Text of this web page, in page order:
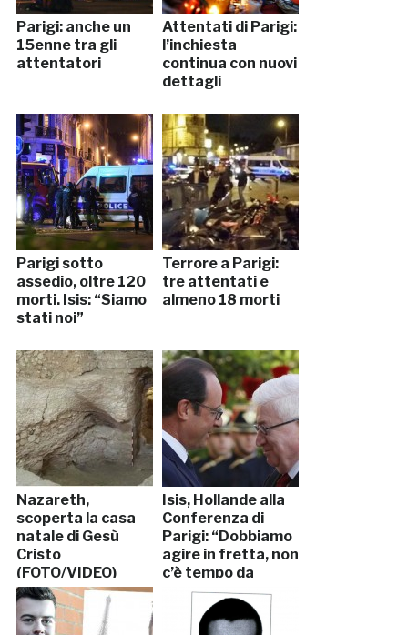
Parigi: anche un
15enne tra gli
attentatori
Attentati di Parigi:
l’inchiesta
continua con nuovi
dettagli
Parigi sotto
assedio, oltre 120
morti. Isis: “Siamo
stati noi”
Terrore a Parigi:
tre attentati e
almeno 18 morti
Nazareth,
scoperta la casa
natale di Gesù
Cristo
(FOTO/VIDEO)
Isis, Hollande alla
Conferenza di
Parigi: “Dobbiamo
agire in fretta, non
c’è tempo da
perdere”